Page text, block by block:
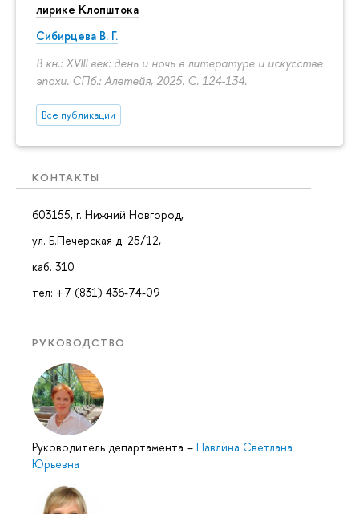
лирике Клопштока
Сибирцева В. Г.
В кн.: XVIII век: день и ночь в литературе и искусстве
эпохи. СПб.: Алетейя, 2025. С. 124-134.
Все публикации
КОНТАКТЫ
603155, г. Нижний Новгород,
ул. Б.Печерская д. 25/12,
каб. 310
тел: +7 (831) 436-74-09
РУКОВОДСТВО
Руководитель департамента – Павлина Светлана
Юрьевна